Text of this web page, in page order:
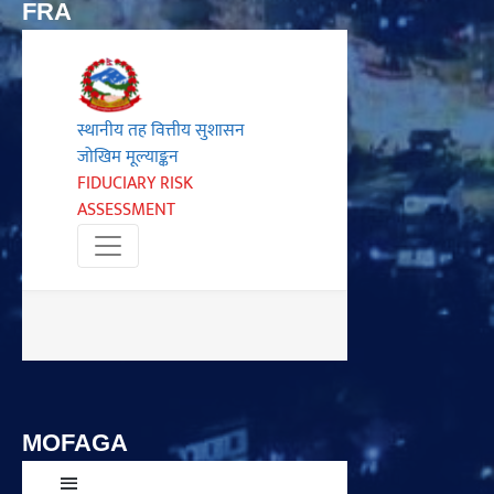
FRA
MOFAGA